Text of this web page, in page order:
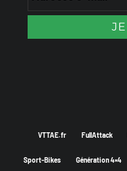
VTTAE.fr FullAttack
Sport-Bikes Génération 4×4